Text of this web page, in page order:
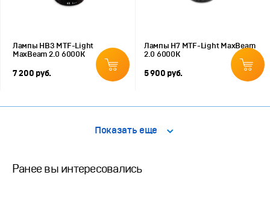
Лампы HB3 MTF-Light
MaxBeam 2.0 6000К
7 200 руб.
Лампы H7 MTF-Light MaxBeam
2.0 6000К
5 900 руб.
Показать еще
Ранее вы интересовались